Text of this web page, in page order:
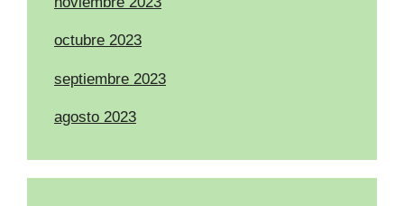
octubre 2023
septiembre 2023
agosto 2023